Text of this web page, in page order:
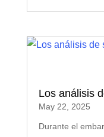
Los análisis
May 22, 2025
Durante el